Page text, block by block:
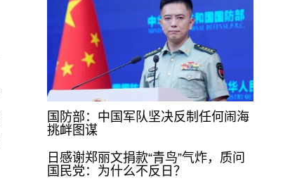
国防部：中国军队坚决反制任何闹海
挑衅图谋
日感谢郑丽文捐款“青鸟”气炸，质问
国民党：为什么不反日？